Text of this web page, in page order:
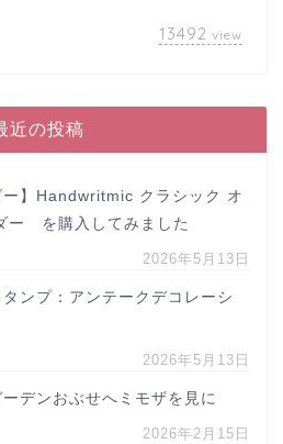
13492 view
近の投稿
ー】Handwritmic クラシック オ
ー を購入してみました
2026年5月13日
タンプ：アンテークデコレーシ
2026年5月13日
デンおぶせへミモザを見に
2026年2月15日